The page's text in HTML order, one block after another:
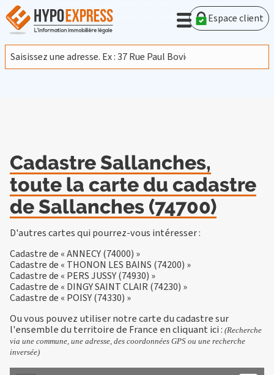
En poursuivant votre navigation sur ce site, vous acceptez
l'utilisation de cookies provenant de Google afin d'analyser le
trafic.En savoir plus
J'accepte
Espace client
Cadastre Sallanches,
toute la carte du cadastre
de Sallanches (74700)
D'autres cartes qui pourrez-vous intéresser :
Cadastre de « ANNECY (74000) »
Cadastre de « THONON LES BAINS (74200) »
Cadastre de « PERS JUSSY (74930) »
Cadastre de « DINGY SAINT CLAIR (74230) »
Cadastre de « POISY (74330) »
Ou vous pouvez utiliser notre carte du cadastre sur
l'ensemble du territoire de France encliquant ici: (Recherche
via une commune, une adresse, des coordonnées GPS ou une recherche
inversée)